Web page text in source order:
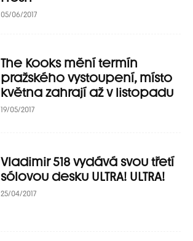
05/06/2017
The Kooks mění termín
pražského vystoupení, místo
května zahrají až v listopadu
19/05/2017
Vladimir 518 vydává svou třetí
sólovou desku ULTRA! ULTRA!
25/04/2017